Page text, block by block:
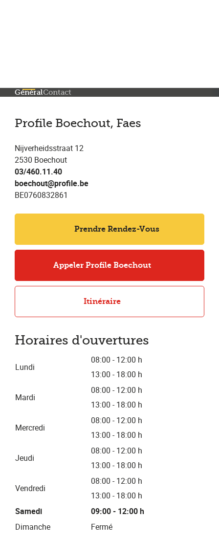
GénéralContact
Profile Boechout, Faes
Nijverheidsstraat 12
2530 Boechout
03/460.11.40
boechout@profile.be
BE0760832861
Prendre Rendez-Vous
Appeler Profile Boechout
Itinéraire
Horaires d'ouvertures
Lundi
08:00 - 12:00 h
13:00 - 18:00 h
Mardi
08:00 - 12:00 h
13:00 - 18:00 h
Mercredi
08:00 - 12:00 h
13:00 - 18:00 h
Jeudi
08:00 - 12:00 h
13:00 - 18:00 h
Vendredi
08:00 - 12:00 h
13:00 - 18:00 h
Samedi
09:00 - 12:00 h
Dimanche
Fermé